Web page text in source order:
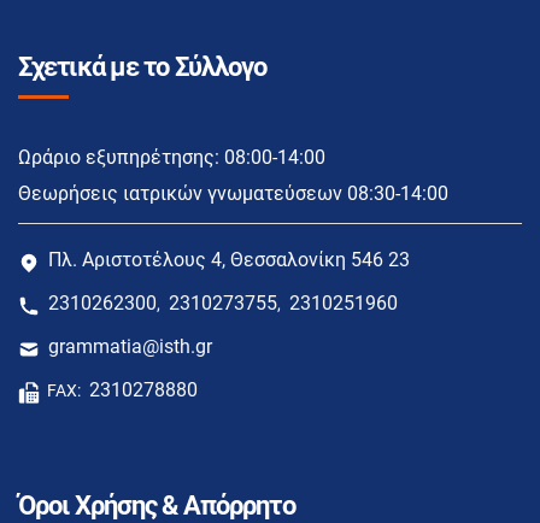
Σχετικά με το Σύλλογο
Ωράριο εξυπηρέτησης: 08:00-14:00
Θεωρήσεις ιατρικών γνωματεύσεων 08:30-14:00
Πλ. Αριστοτέλους 4, Θεσσαλονίκη 546 23
2310262300, 2310273755, 2310251960
grammatia@isth.gr
FAX: 2310278880
Όροι Χρήσης & Απόρρητο